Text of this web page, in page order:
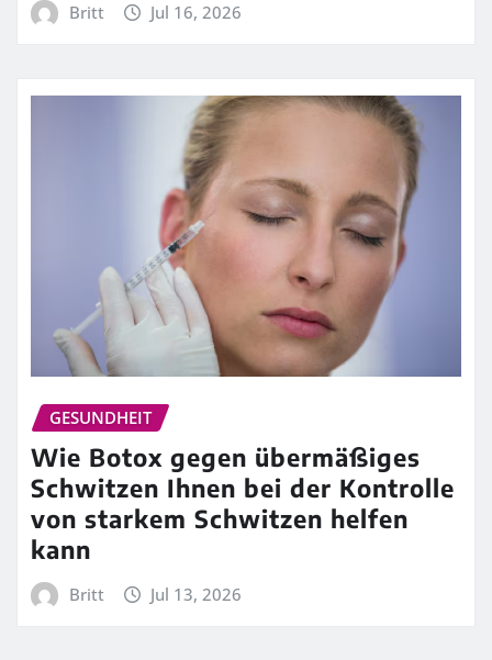
Britt Jul 16, 2026
GESUNDHEIT
Wie Botox gegen übermäßiges
Schwitzen Ihnen bei der Kontrolle
von starkem Schwitzen helfen
kann
Britt Jul 13, 2026